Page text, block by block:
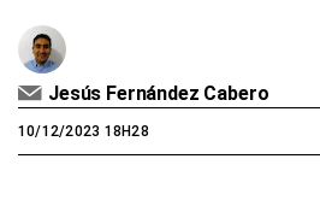
Jesús Fernández Cabero
10/12/2023 18H28